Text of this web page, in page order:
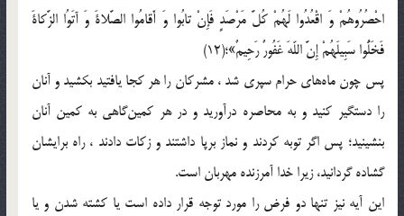
احْصُرُوهُمْ وَ اقْعُدُوا لَهُمْ کُلَّ مَرْصَدٍ فَإِنْ تابُوا وَ أَقامُوا الصَّلاةَ وَ آتَوُا الزَّکاةَ
فَخَلُّوا سَبِیلَهُمْ إِنَّ اللّهَ غَفُورٌ رَحِیمٌ»؛(12)
پس چون ماه‌های حرام سپری شد ، مشرکان را هر کجا یافتید بکشید و آنان
را دستگیر کنید و به محاصره درآورید و در هر کمین‌گاهی به کمین آنان
بنشینید؛ پس اگر توبه کردند و نماز برپا داشتند و زکات دادند ، راه برایشان
گشاده گردانید، زیرا خدا آمرزنده مهربان است.
این آیه نیز تنها دو فرض را مورد توجه قرار داده است یا کشته شدن و یا